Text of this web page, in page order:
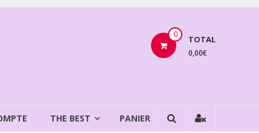
0 TOTAL
0,00€
THE BEST PANIER